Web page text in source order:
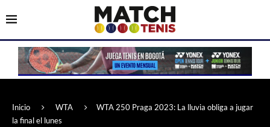
Inicio WTA
WTA 250 Praga 2023: La lluvia obliga a jugar
la final el lunes